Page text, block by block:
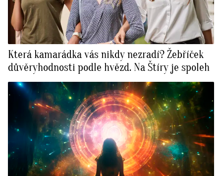
Která kamarádka vás nikdy nezradí? Žebříček
důvěryhodnosti podle hvězd. Na Štíry je spoleh